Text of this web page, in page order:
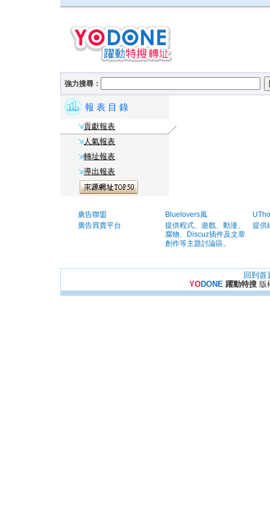
強力搜尋：
報 表 目 錄
貢獻報表
人氣報表
轉址報表
導出報表
廣告聯盟
廣告買賣平台
Bluelovers風
提供程式、遊戲、動漫、
腐物、Discuz插件及文章
創作等主題討論區。
提供
回到首
YODONE 躍動特搜版